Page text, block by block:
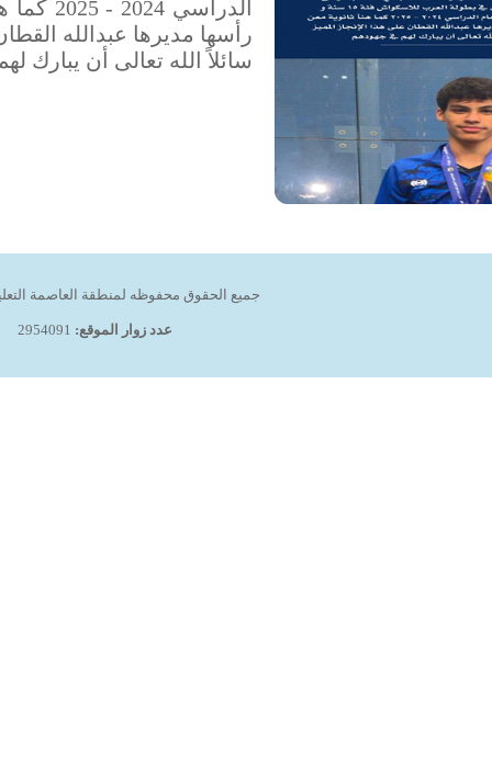
رأسها مديرها عبدالله
سائلاً الله تعالى أن يبارك
جميع الحقوق محفوظه لمنطقة العاصمة
عدد زوار الموقع: